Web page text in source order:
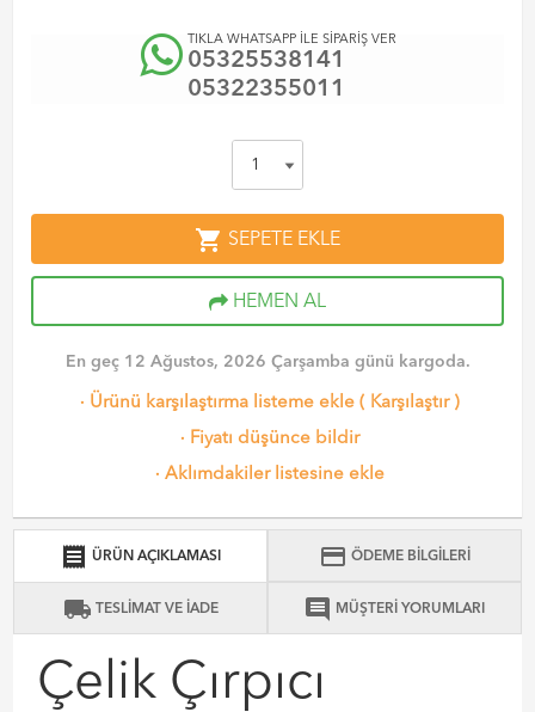
TIKLA WHATSAPP İLE SİPARİŞ VER
05325538141
05322355011
shopping_cart SEPETE EKLE
HEMEN AL
En geç 12 Ağustos, 2026 Çarşamba günü kargoda.
· Ürünü karşılaştırma listeme ekle ( Karşılaştır)
· Fiyatı düşünce bildir
· Aklımdakiler listesine ekle
receipt ÜRÜN AÇIKLAMASI credit_card ÖDEME BİLGİLERİ
local_shipping TESLİMAT VE İADE comment MÜŞTERİ YORUMLARI
Çelik Çırpıcı